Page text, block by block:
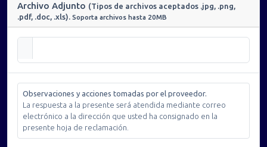
Archivo Adjunto (Tipos de archivos aceptados .jpg, .png,
.pdf, .doc, .xls). Soporta archivos hasta 20MB
Observaciones y acciones tomadas por el proveedor.
La respuesta a la presente será atendida mediante correo
electrónico a la dirección que usted ha consignado en la
presente hoja de reclamación.